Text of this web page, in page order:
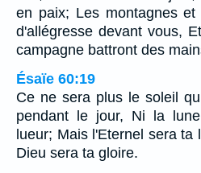
en paix; Les montagnes
d'allégresse devant vous,
campagne battront des
Ésaïe 60:19
Ce ne sera plus le soleil
pendant le jour, Ni la
lueur; Mais l'Eternel sera ta
Dieu sera ta gloire.